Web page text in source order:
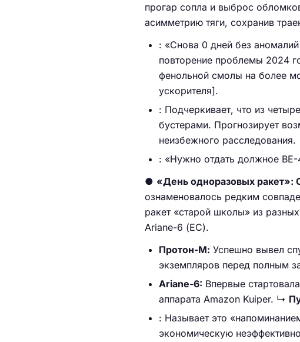
прогар сопла и выброс
асимметрию тяги, сохранив
: «Снова 0 дней без
повторение проблемы 2024
фенольной смолы на более
ускорителя].
: Подчеркивает, что из
бустерами. Прогнозирует
неизбежного расследования.
: «Нужно отдать должное
● «День одноразовых ракет»:
ознаменовалось редким
ракет «старой школы» из
Ariane-6 (ЕС).
Протон-М: Успешно вывел
экземпляров перед полным
Ariane-6: Впервые
аппарата Amazon Kuiper. ↳
: Называет это
экономическую